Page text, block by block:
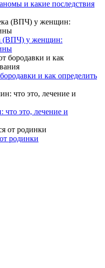
и какие последствия
(ВПЧ) у женщин:
и как определить
это, лечение и
родинки